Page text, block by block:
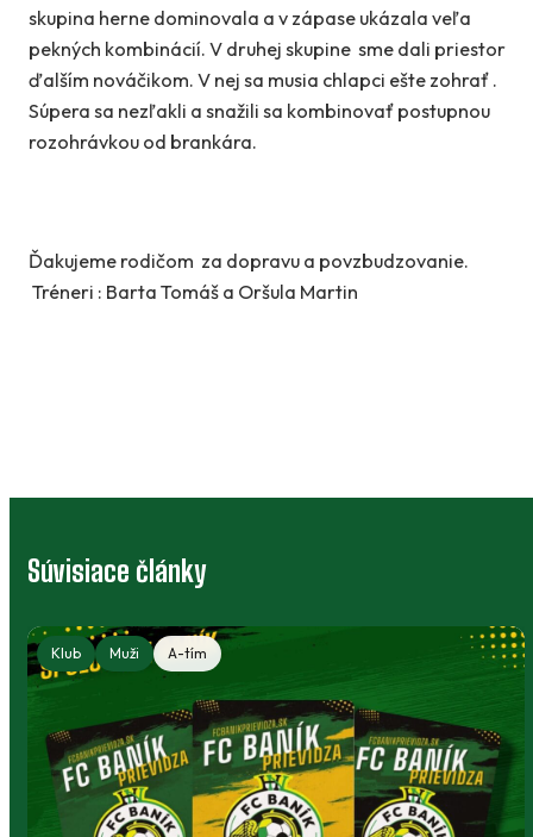
skupina herne dominovala a v zápase ukázala veľa
pekných kombinácií. V druhej skupine sme dali priestor
ďalším nováčikom. V nej sa musia chlapci ešte zohrať .
Súpera sa nezľakli a snažili sa kombinovať postupnou
rozohrávkou od brankára.
Ďakujeme rodičom za dopravu a povzbudzovanie.
Tréneri : Barta Tomáš a Oršula Martin
Súvisiace články
Klub